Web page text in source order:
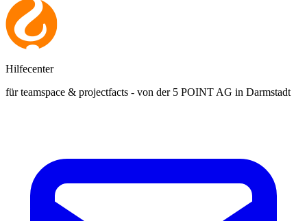
Hilfecenter
für teamspace & projectfacts - von der 5 POINT AG in Darmstadt